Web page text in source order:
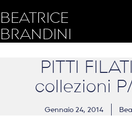
BEATRICE
BRANDINI
PITTI
collezioni
Gennaio 24, 2014